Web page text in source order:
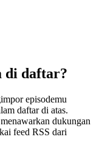
di daftar?
episodemu
daftar di atas.
dukungan
feed RSS dari